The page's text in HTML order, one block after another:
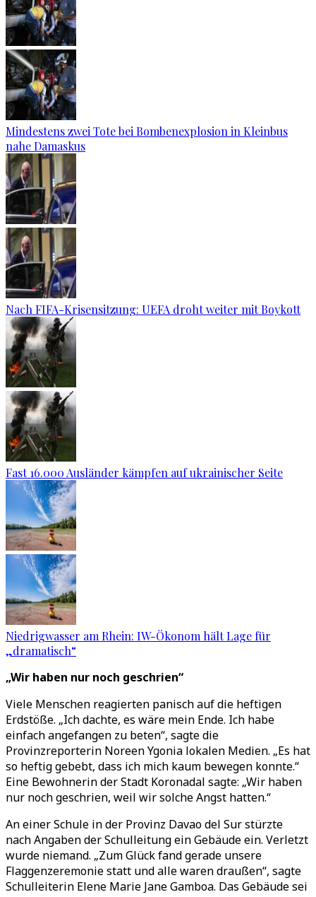
Mindestens zwei Tote bei Bombenexplosion in Kleinbus
nahe Damaskus
Nach FIFA-Krisensitzung: UEFA droht weiter mit Boykott
Fast 16.000 Ausländer kämpfen auf ukrainischer Seite
Niedrigwasser am Rhein: IW-Ökonom hält Lage für
„dramatisch“
„Wir haben nur noch geschrien“
Viele Menschen reagierten panisch auf die heftigen
Erdstöße. „Ich dachte, es wäre mein Ende. Ich habe
einfach angefangen zu beten“, sagte die
Provinzreporterin Noreen Ygonia lokalen Medien. „Es hat
so heftig gebebt, dass ich mich kaum bewegen konnte.“
Eine Bewohnerin der Stadt Koronadal sagte: „Wir haben
nur noch geschrien, weil wir solche Angst hatten.“
An einer Schule in der Provinz Davao del Sur stürzte
nach Angaben der Schulleitung ein Gebäude ein. Verletzt
wurde niemand. „Zum Glück fand gerade unsere
Flaggenzeremonie statt und alle waren draußen“, sagte
Schulleiterin Elene Marie Jane Gamboa. Das Gebäude sei